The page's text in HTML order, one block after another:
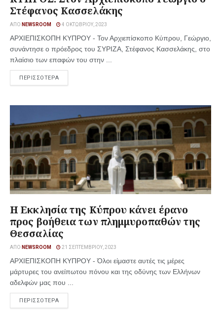
Στέφανος Κασσελάκης
ΑΠΌ NEWSROOM 4 ΟΚΤΩΒΡΊΟΥ, 2023
ΑΡΧΙΕΠΙΣΚΟΠΗ ΚΥΠΡΟΥ - Τον Αρχιεπίσκοπο Κύπρου, Γεώργιο,
συνάντησε ο πρόεδρος του ΣΥΡΙΖΑ, Στέφανος Κασσελάκης, στο
πλαίσιο των επαφών του στην ...
ΠΕΡΙΣΣΟΤΕΡΑ
Η Εκκλησία της Κύπρου κάνει έρανο
προς βοήθεια των πλημμυροπαθών της
Θεσσαλίας
ΑΠΌ NEWSROOM 21 ΣΕΠΤΕΜΒΡΊΟΥ, 2023
ΑΡΧΙΕΠΙΣΚΟΠΗ ΚΥΠΡΟΥ - Όλοι είμαστε αυτές τις μέρες
μάρτυρες του ανείπωτου πόνου και της οδύνης των Ελλήνων
αδελφών μας που ...
ΠΕΡΙΣΣΟΤΕΡΑ